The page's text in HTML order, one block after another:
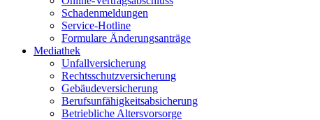
Schadenmeldungen
Service-Hotline
Formulare Änderungsanträge
Mediathek
Unfallversicherung
Rechtsschutzversicherung
Gebäudeversicherung
Berufsunfähigkeitsabsicherung
Betriebliche Altersvorsorge